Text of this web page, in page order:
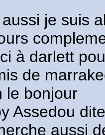
je suis
à darlett
de
le bonjour
Assedou
aussi